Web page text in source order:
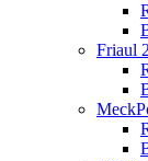
Friaul